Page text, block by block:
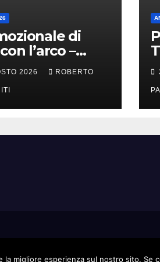
di
l’arco –
Li Fusi (Me)
2026 ROBERTO
migliore esperienza sul nostro sito.